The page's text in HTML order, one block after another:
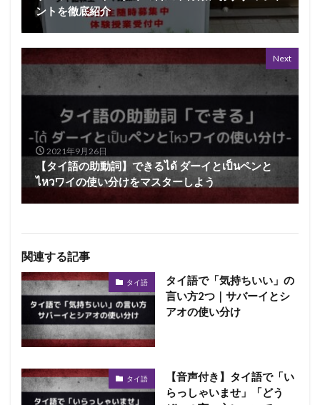
ントを徹底紹介
Next
2021年9月26日
【タイ語の助動詞】できるได้ ダーイとเป็นペンと
ไหวワイの使い分けをマスターしよう
関連する記事
タイ語
タイ語で「気持ちいい」の
言い方2つ｜サバーイとシ
アオの使い分け
タイ語
【音声付き】タイ語で「い
らっしゃいませ」「どう